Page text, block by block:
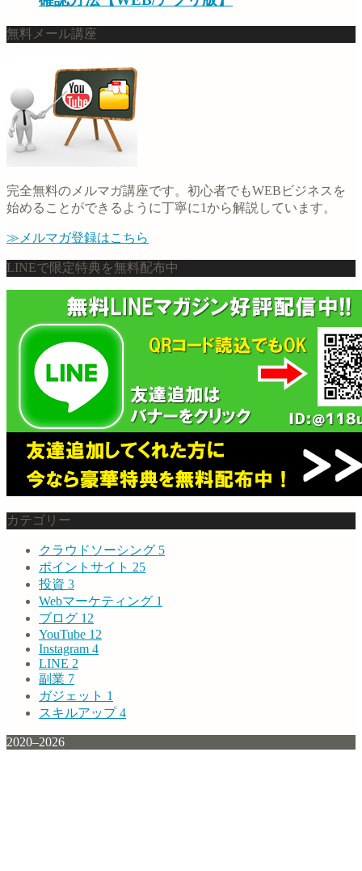
無料メール講座
完全無料のメルマガ講座です。初心者でもWEBビジネスを
始めることができるように丁寧に1から解説しています。
≫メルマガ登録はこちら
LINEで限定特典を無料配布中
カテゴリー
クラウドソーシング 5
ポイントサイト 25
投資 3
Webマーケティング 1
ブログ 12
YouTube 12
Instagram 4
LINE 2
副業 7
ガジェット 1
スキルアップ4
2020–2026